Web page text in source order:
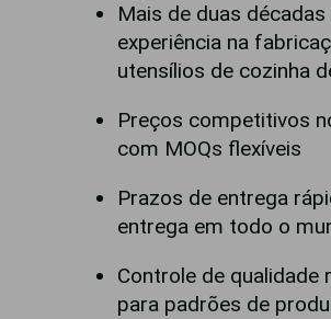
Mais de duas décadas
experiência na
utensílios de cozinha
Preços competitivos
com MOQs flexíveis
Prazos de entrega
entrega em todo o
Controle de qualidade
para padrões de